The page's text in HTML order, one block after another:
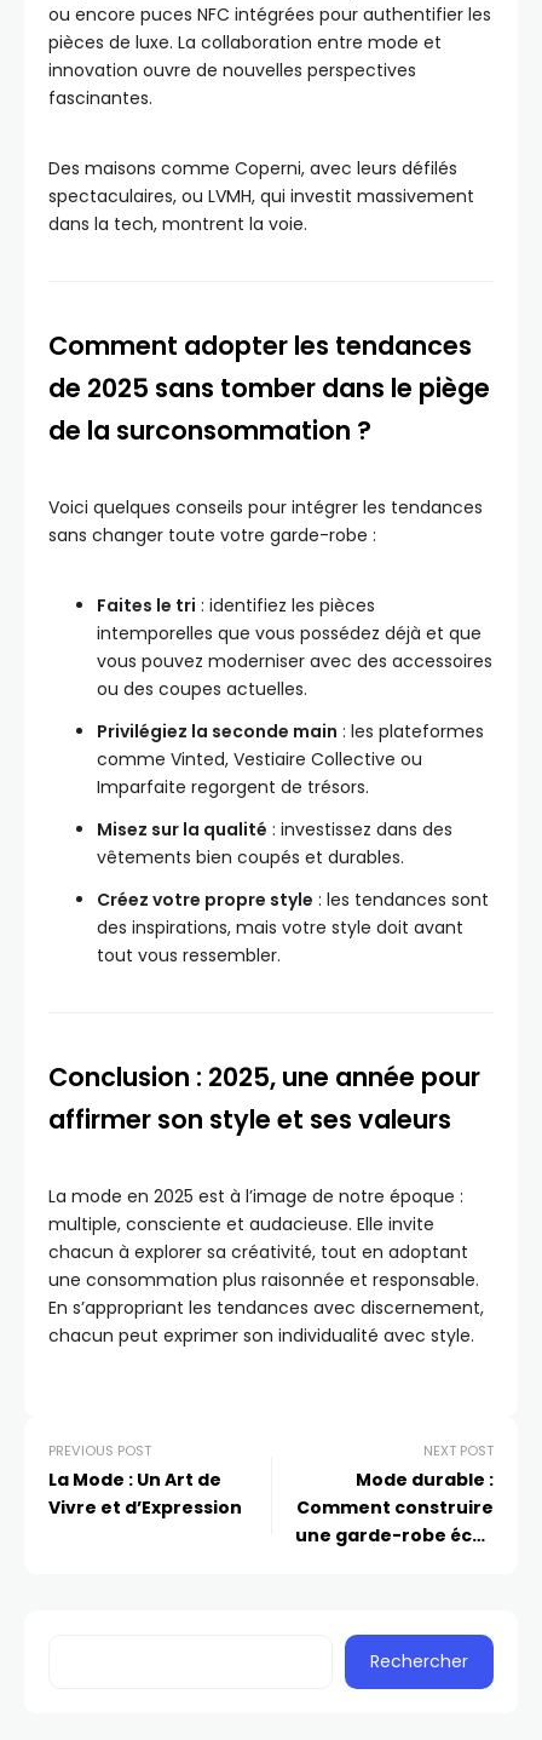
ou encore puces NFC intégrées pour authentifier les
pièces de luxe. La collaboration entre mode et
innovation ouvre de nouvelles perspectives
fascinantes.
Des maisons comme Coperni, avec leurs défilés
spectaculaires, ou LVMH, qui investit massivement
dans la tech, montrent la voie.
Comment adopter les tendances
de 2025 sans tomber dans le piège
de la surconsommation ?
Voici quelques conseils pour intégrer les tendances
sans changer toute votre garde-robe :
Faites le tri : identifiez les pièces
intemporelles que vous possédez déjà et que
vous pouvez moderniser avec des accessoires
ou des coupes actuelles.
Privilégiez la seconde main : les plateformes
comme Vinted, Vestiaire Collective ou
Imparfaite regorgent de trésors.
Misez sur la qualité : investissez dans des
vêtements bien coupés et durables.
Créez votre propre style : les tendances sont
des inspirations, mais votre style doit avant
tout vous ressembler.
Conclusion : 2025, une année pour
affirmer son style et ses valeurs
La mode en 2025 est à l’image de notre époque :
multiple, consciente et audacieuse. Elle invite
chacun à explorer sa créativité, tout en adoptant
une consommation plus raisonnée et responsable.
En s’appropriant les tendances avec discernement,
chacun peut exprimer son individualité avec style.
PREVIOUS POST
La Mode : Un Art de
Vivre et d’Expression
NEXT POST
Mode durable :
Comment construire
une garde-robe éco-
Rechercher